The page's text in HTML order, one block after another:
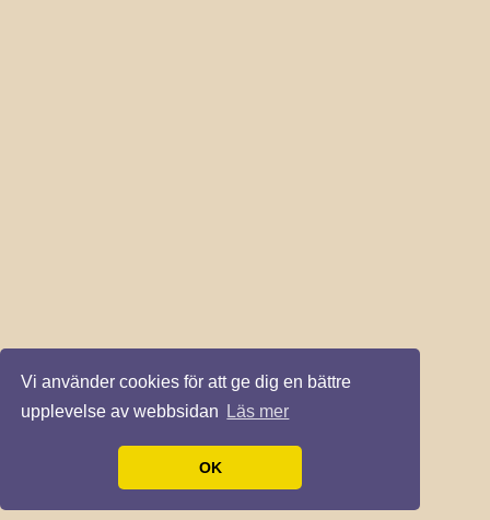
Vi använder cookies för att ge dig en bättre
upplevelse av webbsidan
Läs mer
OK